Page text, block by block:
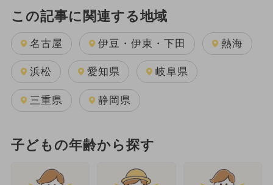
この記事に関連する地域
名古屋 伊豆・伊東・下田 熱海
浜松 愛知県 岐阜県
三重県 静岡県
子どもの年齢から探す